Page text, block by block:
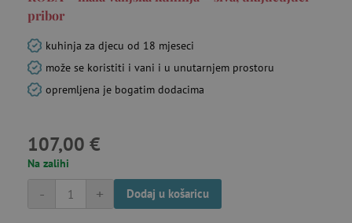
pribor
kuhinja za djecu od 18 mjeseci
može se koristiti i vani i u unutarnjem prostoru
opremljena je bogatim dodacima
107,00 €
Na zalihi
+
- Dodaj u košaricu